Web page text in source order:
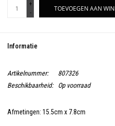
+
-
TOEVOEGEN AAN
Informatie
Artikelnummer:
807326
Beschikbaarheid:
Op voorraad
Afmetingen: 15.5cm x 7.8cm